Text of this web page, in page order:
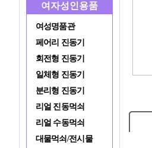
여자성인용품
여성명품관
페어리 진동기
회전형 진동기
일체형 진동기
분리형 진동기
리얼 진동먹쇠
리얼 수동먹쇠
대물먹쇠/전시물